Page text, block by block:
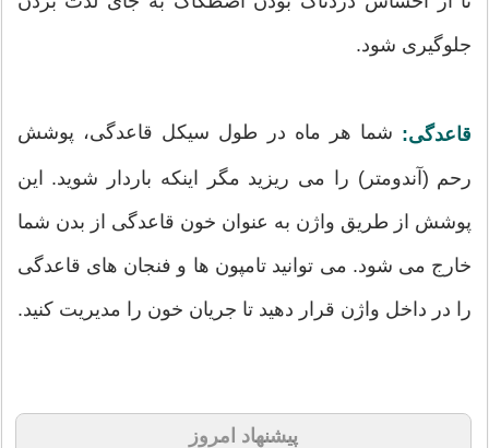
جلوگیری شود.
قاعدگی: شما هر ماه در طول سیکل قاعدگی، پوشش
رحم (آندومتر) را می ریزید مگر اینکه باردار شوید. این
پوشش از طریق واژن به عنوان خون قاعدگی از بدن شما
خارج می شود. می توانید تامپون ها و فنجان های قاعدگی
را در داخل واژن قرار دهید تا جریان خون را مدیریت کنید.
پیشنهاد امروز